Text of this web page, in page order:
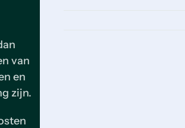
van
en
zijn.